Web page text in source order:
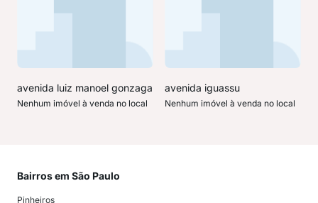
avenida luiz manoel gonzaga
Nenhum imóvel à venda no local
avenida iguassu
Nenhum imóvel à venda no local
Bairros em São Paulo
Pinheiros